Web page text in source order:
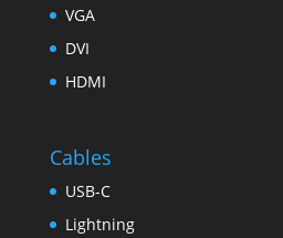
VGA
DVI
HDMI
Cables
USB-C
Lightning